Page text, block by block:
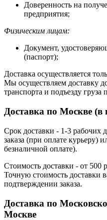
Доверенность на
предприятия;
Физическим лицам:
Документ,
(паспорт);
Доставка осуществляется
Мы осуществляем доставку
транспорта и подъезду груза
Доставка по Москве
Срок доставки - 1-3 рабочих
заказа (при оплате курьеру)
безналичной оплате).
Стоимость доставки - от 500
Точную стоимость доставки
подтверждении заказа.
Доставка по
Москве